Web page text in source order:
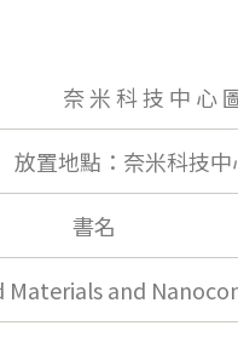
奈 米 科 技 中 心
放置地點：奈米科技
書名
and